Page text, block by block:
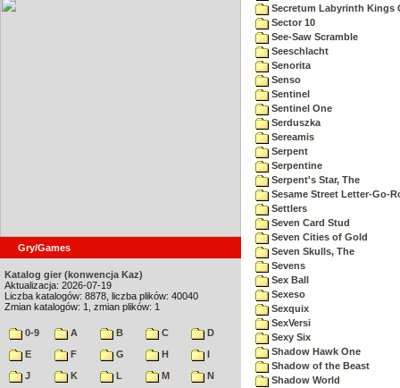
Gry/Games
Katalog gier (konwencja Kaz)
Aktualizacja: 2026-07-19
Liczba katalogów: 8878, liczba plików: 40040
Zmian katalogów: 1, zmian plików: 1
0-9 A B C
D
E
F G H
I
J
K L M
N
Secretum Labyrinth Kings
Sector 10
See-Saw Scramble
Seeschlacht
Senorita
Senso
Sentinel
Sentinel One
Serduszka
Sereamis
Serpent
Serpentine
Serpent's Star, The
Sesame Street Letter-Go-
Settlers
Seven Card Stud
Seven Cities of Gold
Seven Skulls, The
Sevens
Sex Ball
Sexeso
Sexquix
SexVersi
Sexy Six
Shadow Hawk One
Shadow of the Beast
Shadow World